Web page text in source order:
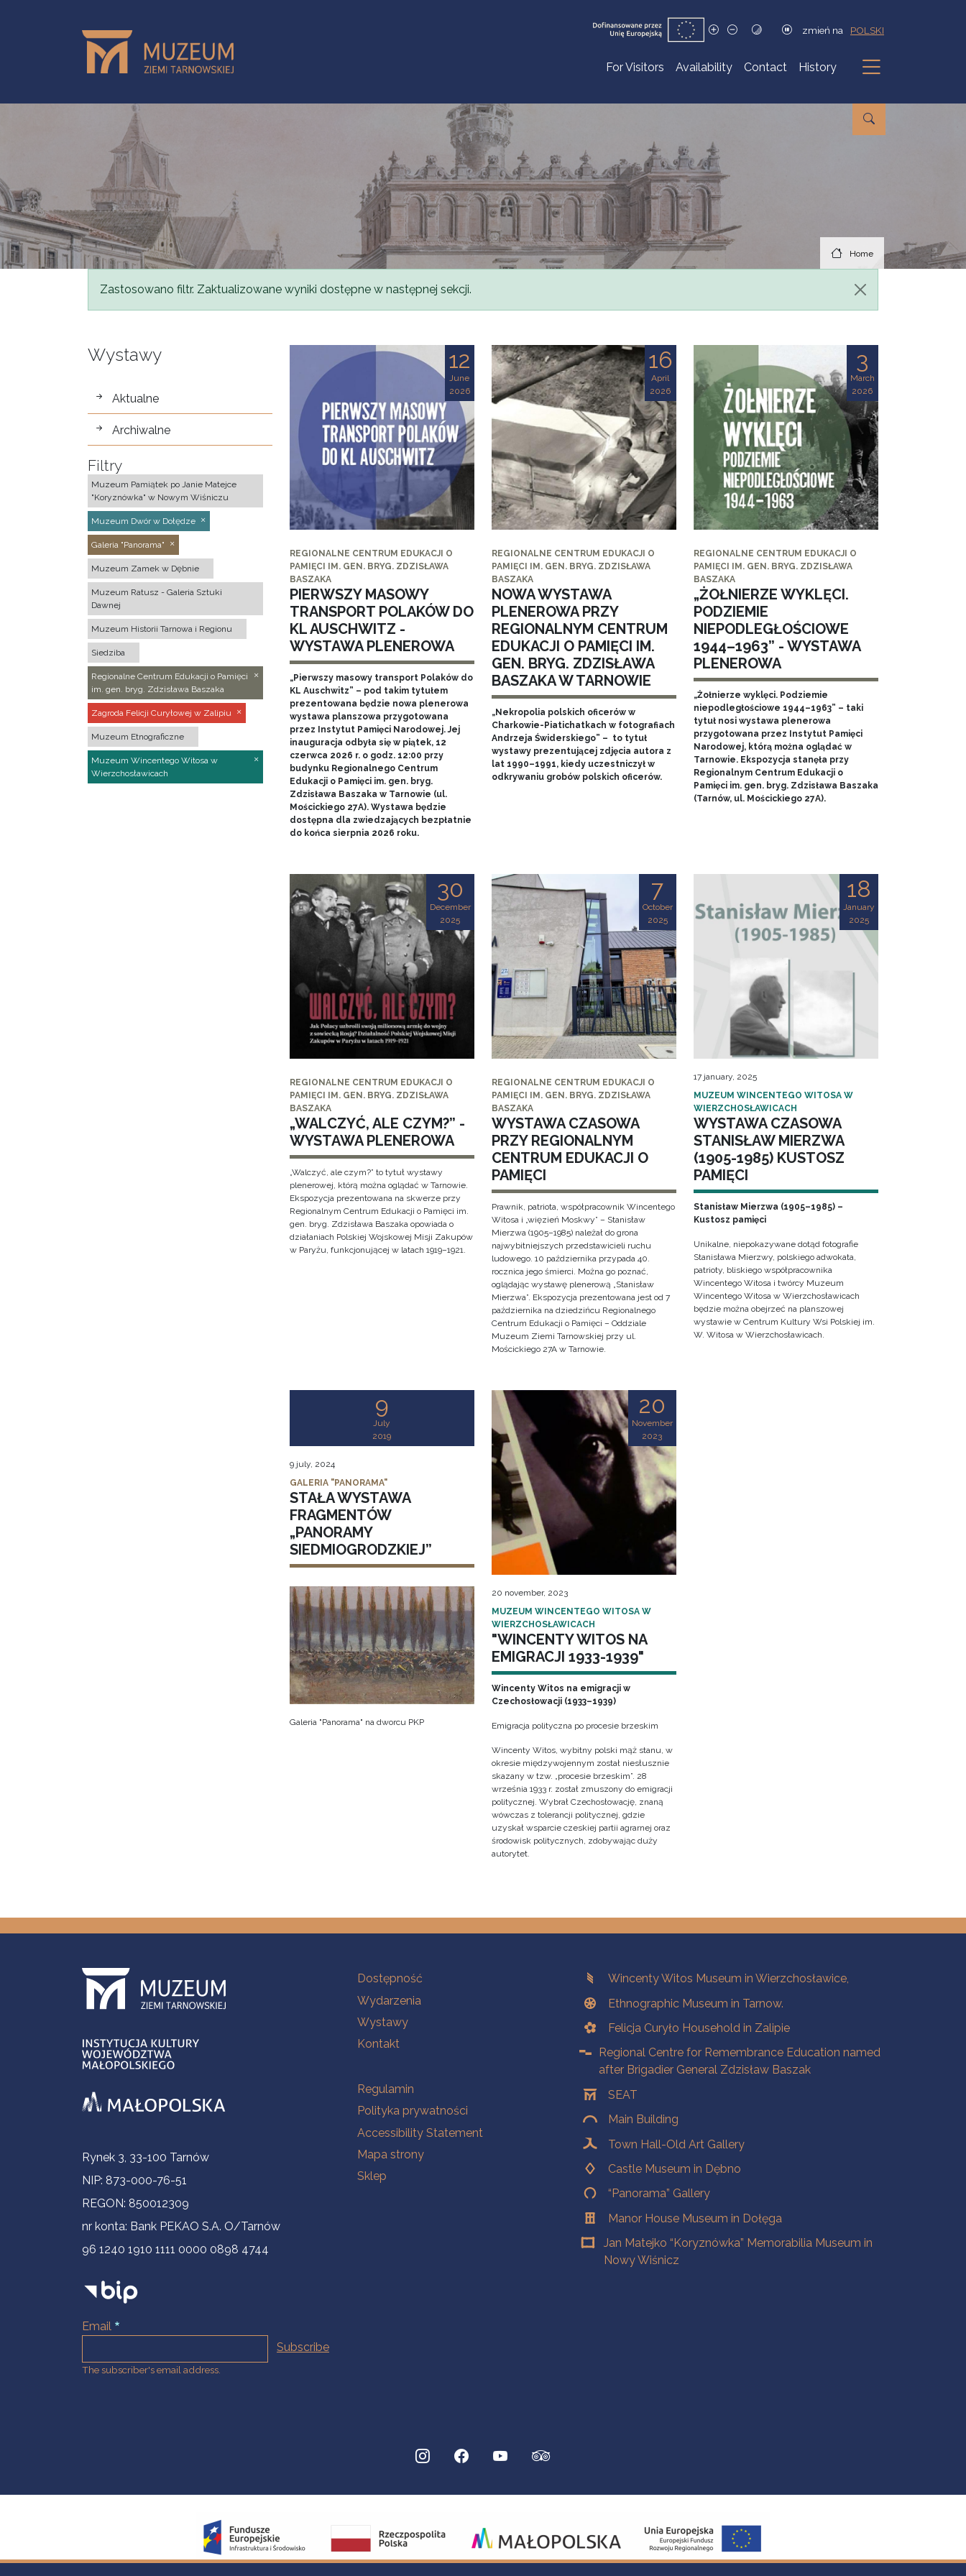
zmień na POLSKI
For Visitors Availability Contact History
Submenu
Home
Status message
Zastosowano filtr. Zaktualizowane wyniki dostępne w następnej sekcji.
Wystawy
wystawy
Aktualne
Archiwalne
Filtry
Muzeum Pamiątek po Janie Matejce
"Koryznówka" w Nowym Wiśniczu
Muzeum Dwór w Dołędze
Galeria "Panorama"
Muzeum Zamek w Dębnie
Muzeum Ratusz - Galeria Sztuki
Dawnej
Muzeum Historii Tarnowa i Regionu
Siedziba
Regionalne Centrum Edukacji o Pamięci
im. gen. bryg. Zdzisława Baszaka
Zagroda Felicji Curyłowej w Zalipiu
Muzeum Etnograficzne
Muzeum Wincentego Witosa w
Wierzchosławicach
12
June
2026
REGIONALNE CENTRUM EDUKACJI O
PAMIĘCI IM. GEN. BRYG. ZDZISŁAWA
BASZAKA
PIERWSZY MASOWY
TRANSPORT POLAKÓW DO
KL AUSCHWITZ -
WYSTAWA PLENEROWA
„Pierwszy masowy transport Polaków do
KL Auschwitz” – pod takim tytułem
prezentowana będzie nowa plenerowa
wystawa planszowa przygotowana
przez Instytut Pamięci Narodowej. Jej
inauguracja odbyła się w piątek, 12
czerwca 2026 r. o godz. 12:00 przy
budynku Regionalnego Centrum
Edukacji o Pamięci im. gen. bryg.
Zdzisława Baszaka w Tarnowie (ul.
Mościckiego 27A). Wystawa będzie
dostępna dla zwiedzających bezpłatnie
do końca sierpnia 2026 roku.
16
April
2026
REGIONALNE CENTRUM EDUKACJI O
PAMIĘCI IM. GEN. BRYG. ZDZISŁAWA
BASZAKA
NOWA WYSTAWA
PLENEROWA PRZY
REGIONALNYM CENTRUM
EDUKACJI O PAMIĘCI IM.
GEN. BRYG. ZDZISŁAWA
BASZAKA W TARNOWIE
„Nekropolia polskich oficerów w
Charkowie-Piatichatkach w fotografiach
Andrzeja Świderskiego” – to tytuł
wystawy prezentującej zdjęcia autora z
lat 1990–1991, kiedy uczestniczył w
odkrywaniu grobów polskich oficerów.
3
March
2026
REGIONALNE CENTRUM EDUKACJI O
PAMIĘCI IM. GEN. BRYG. ZDZISŁAWA
BASZAKA
„ŻOŁNIERZE WYKLĘCI.
PODZIEMIE
NIEPODLEGŁOŚCIOWE
1944–1963” - WYSTAWA
PLENEROWA
„Żołnierze wyklęci. Podziemie
niepodległościowe 1944–1963” – taki
tytuł nosi wystawa plenerowa
przygotowana przez Instytut Pamięci
Narodowej, którą można oglądać w
Tarnowie. Ekspozycja stanęła przy
Regionalnym Centrum Edukacji o
Pamięci im. gen. bryg. Zdzisława Baszaka
(Tarnów, ul. Mościckiego 27A).
30
December
2025
REGIONALNE CENTRUM EDUKACJI O
PAMIĘCI IM. GEN. BRYG. ZDZISŁAWA
BASZAKA
„WALCZYĆ, ALE CZYM?” -
WYSTAWA PLENEROWA
„Walczyć, ale czym?” to tytuł wystawy
plenerowej, którą można oglądać w Tarnowie.
Ekspozycja prezentowana na skwerze przy
Regionalnym Centrum Edukacji o Pamięci im.
gen. bryg. Zdzisława Baszaka opowiada o
działaniach Polskiej Wojskowej Misji Zakupów
w Paryżu, funkcjonującej w latach 1919–1921.
7
October
2025
REGIONALNE CENTRUM EDUKACJI O
PAMIĘCI IM. GEN. BRYG. ZDZISŁAWA
BASZAKA
WYSTAWA CZASOWA
PRZY REGIONALNYM
CENTRUM EDUKACJI O
PAMIĘCI
Prawnik, patriota, współpracownik Wincentego
Witosa i „więzień Moskwy” – Stanisław
Mierzwa (1905–1985) należał do grona
najwybitniejszych przedstawicieli ruchu
ludowego. 10 października przypada 40.
rocznica jego śmierci. Można go poznać,
oglądając wystawę plenerową „Stanisław
Mierzwa”. Ekspozycja prezentowana jest od 7
października na dziedzińcu Regionalnego
Centrum Edukacji o Pamięci – Oddziale
Muzeum Ziemi Tarnowskiej przy ul.
Mościckiego 27A w Tarnowie.
18
January
2025
17 january, 2025
MUZEUM WINCENTEGO WITOSA W
WIERZCHOSŁAWICACH
WYSTAWA CZASOWA
STANISŁAW MIERZWA
(1905-1985) KUSTOSZ
PAMIĘCI
Stanisław Mierzwa (1905–1985) –
Kustosz pamięci
Unikalne, niepokazywane dotąd fotografie
Stanisława Mierzwy, polskiego adwokata,
patrioty, bliskiego współpracownika
Wincentego Witosa i twórcy Muzeum
Wincentego Witosa w Wierzchosławicach
będzie można obejrzeć na planszowej
wystawie w Centrum Kultury Wsi Polskiej im.
W. Witosa w Wierzchosławicach.
9
July
2019
9 july, 2024
GALERIA "PANORAMA"
STAŁA WYSTAWA
FRAGMENTÓW
„PANORAMY
SIEDMIOGRODZKIEJ”
Galeria "Panorama" na dworcu PKP
20
November
2023
20 november, 2023
MUZEUM WINCENTEGO WITOSA W
WIERZCHOSŁAWICACH
"WINCENTY WITOS NA
EMIGRACJI 1933-1939"
Wincenty Witos na emigracji w
Czechosłowacji (1933–1939)
Emigracja polityczna po procesie brzeskim
Wincenty Witos, wybitny polski mąż stanu, w
okresie międzywojennym został niesłusznie
skazany w tzw. „procesie brzeskim”. 28
września 1933 r. został zmuszony do emigracji
politycznej. Wybrał Czechosłowację, znaną
wówczas z tolerancji politycznej, gdzie
uzyskał wsparcie czeskiej partii agrarnej oraz
środowisk politycznych, zdobywając duży
autorytet.
Contact Information
Rynek 3, 33-100 Tarnów
NIP: 873-000-76-51
REGON: 850012309
nr konta: Bank PEKAO S.A. O/Tarnów
96 1240 1910 1111 0000 0898 4744
Email
The subscriber's email address.
Na skróty.
Dostępność
Wydarzenia
Wystawy
Kontakt
Na skróty.
Regulamin
Polityka prywatności
Accessibility Statement
Mapa strony
Sklep
BranchesWincenty Witos Museum in Wierzchosławice,
Ethnographic Museum in Tarnow.
Felicja Curyło Household in Zalipie
Regional Centre for Remembrance Education named
after Brigadier General Zdzisław Baszak
SEAT
Main Building
Town Hall-Old Art Gallery
Castle Museum in Dębno
“Panorama” Gallery
Manor House Museum in Dołęga
Jan Matejko “Koryznówka” Memorabilia Museum in
Nowy Wiśnicz